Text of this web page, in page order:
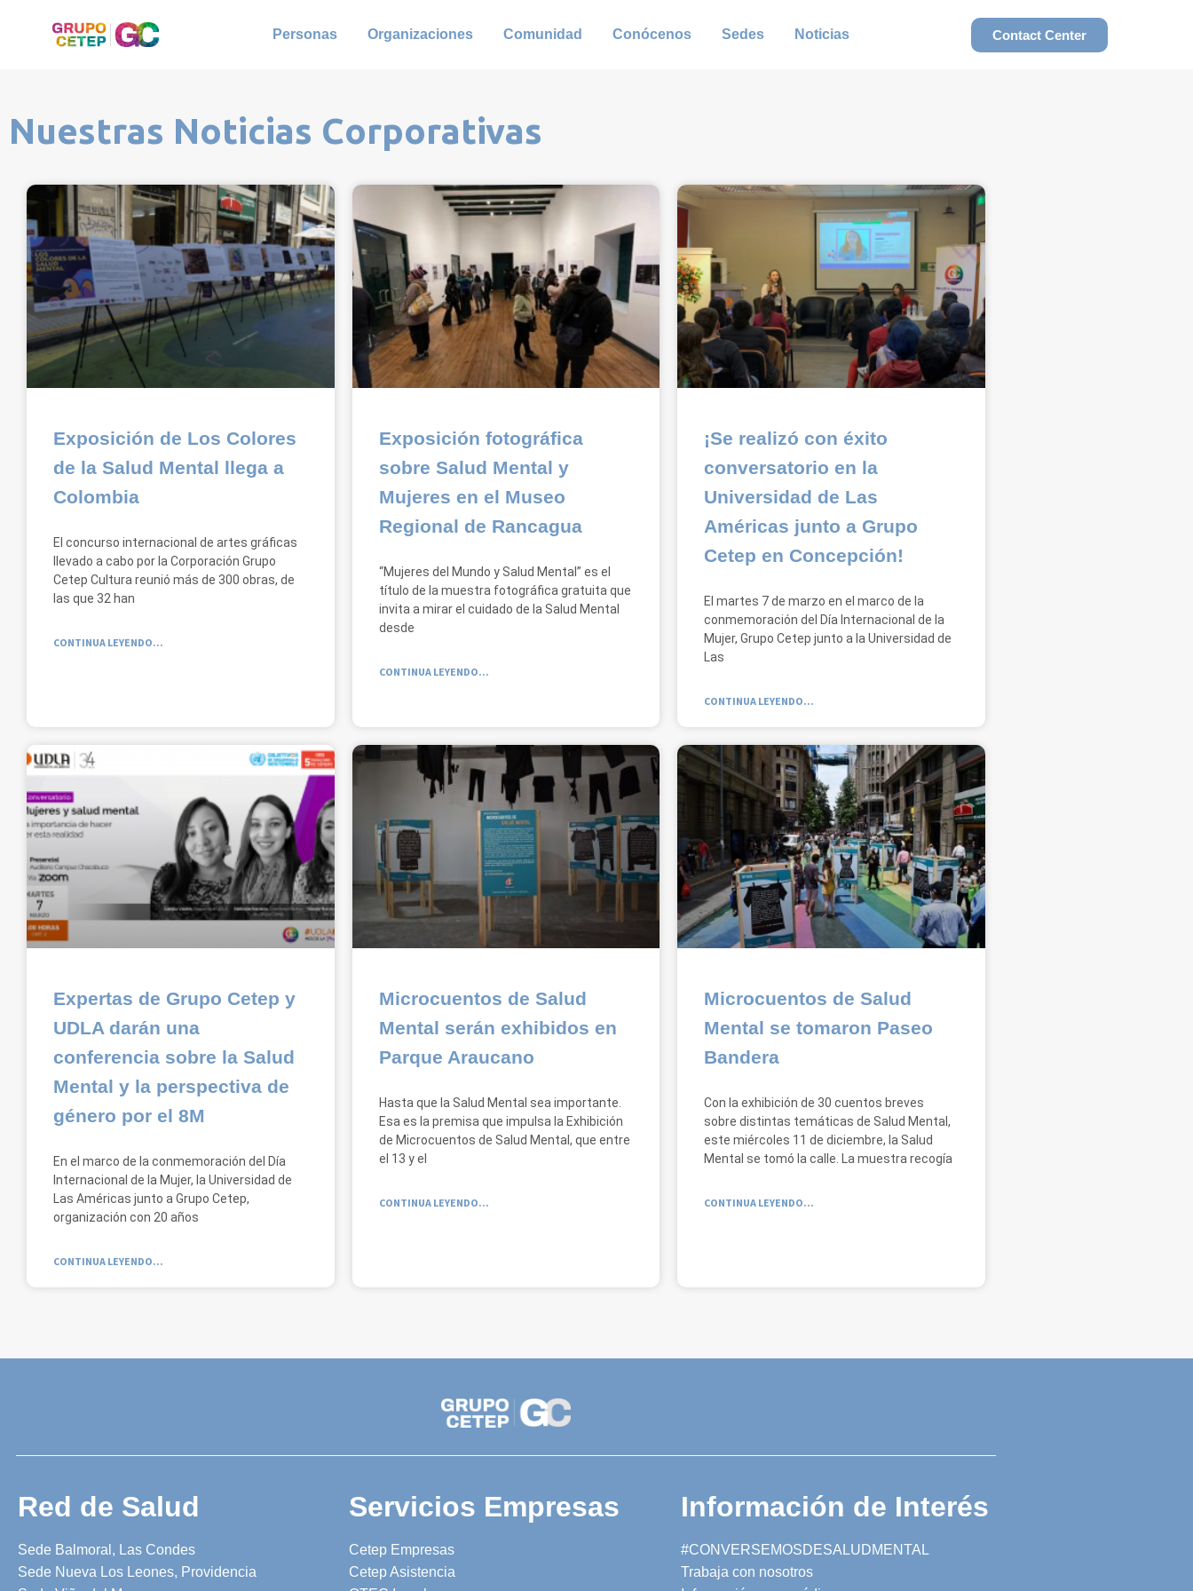
Personas Organizaciones Comunidad Conócenos Sedes Noticias Contact Center
Nuestras Noticias Corporativas
Exposición de Los Colores
de la Salud Mental llega a
Colombia
El concurso internacional de artes gráficas
llevado a cabo por la Corporación Grupo
Cetep Cultura reunió más de 300 obras, de
las que 32 han
CONTINUA LEYENDO...
Exposición fotográfica
sobre Salud Mental y
Mujeres en el Museo
Regional de Rancagua
“Mujeres del Mundo y Salud Mental” es el
título de la muestra fotográfica gratuita que
invita a mirar el cuidado de la Salud Mental
desde
CONTINUA LEYENDO...
¡Se realizó con éxito
conversatorio en la
Universidad de Las
Américas junto a Grupo
Cetep en Concepción!
El martes 7 de marzo en el marco de la
conmemoración del Día Internacional de la
Mujer, Grupo Cetep junto a la Universidad de
Las
CONTINUA LEYENDO...
Expertas de Grupo Cetep y
UDLA darán una
conferencia sobre la Salud
Mental y la perspectiva de
género por el 8M
En el marco de la conmemoración del Día
Internacional de la Mujer, la Universidad de
Las Américas junto a Grupo Cetep,
organización con 20 años
CONTINUA LEYENDO...
Microcuentos de Salud
Mental serán exhibidos en
Parque Araucano
Hasta que la Salud Mental sea importante.
Esa es la premisa que impulsa la Exhibición
de Microcuentos de Salud Mental, que entre
el 13 y el
CONTINUA LEYENDO...
Microcuentos de Salud
Mental se tomaron Paseo
Bandera
Con la exhibición de 30 cuentos breves
sobre distintas temáticas de Salud Mental,
este miércoles 11 de diciembre, la Salud
Mental se tomó la calle. La muestra recogía
CONTINUA LEYENDO...
Red de Salud
Sede Balmoral, Las Condes
Sede Nueva Los Leones, Providencia
Servicios Empresas
Cetep Empresas
Cetep Asistencia
Información de Interés
#CONVERSEMOSDESALUDMENTAL
Trabaja con nosotros